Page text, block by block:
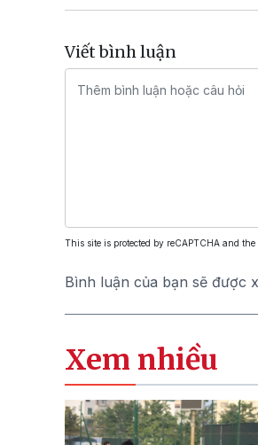
Viết bình luận
This site is protected by reCAPTCHA and the
Bình luận của bạn sẽ được
Xem nhiều